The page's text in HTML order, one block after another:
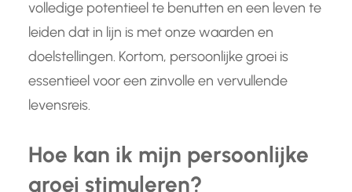
volledige potentieel te benutten en een leven te
leiden dat in lijn is met onze waarden en
doelstellingen. Kortom, persoonlijke groei is
essentieel voor een zinvolle en vervullende
levensreis.
Hoe kan ik mijn persoonlijke
groei stimuleren?